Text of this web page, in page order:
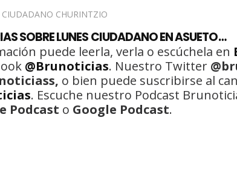
SOBRE LUNES CIUDADANO EN ASUETO…
puede leerla, verla o escúchela en
@Brunoticias. Nuestro Twitter
o bien puede suscribirse al
. Escuche nuestro Podcast
Podcast o Google Podcast.